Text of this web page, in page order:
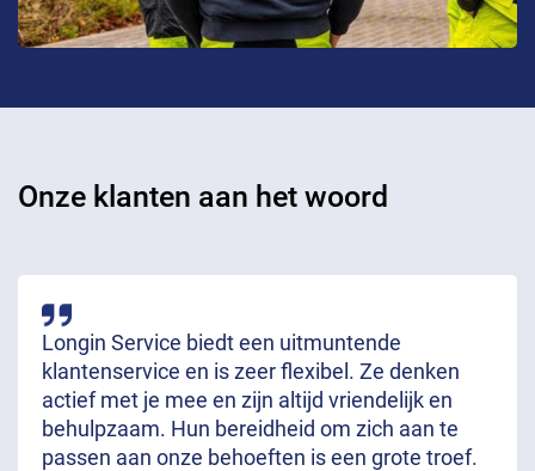
Onze klanten aan het woord
Longin Service biedt een uitmuntende
klantenservice en is zeer flexibel. Ze denken
actief met je mee en zijn altijd vriendelijk en
behulpzaam. Hun bereidheid om zich aan te
passen aan onze behoeften is een grote troef.